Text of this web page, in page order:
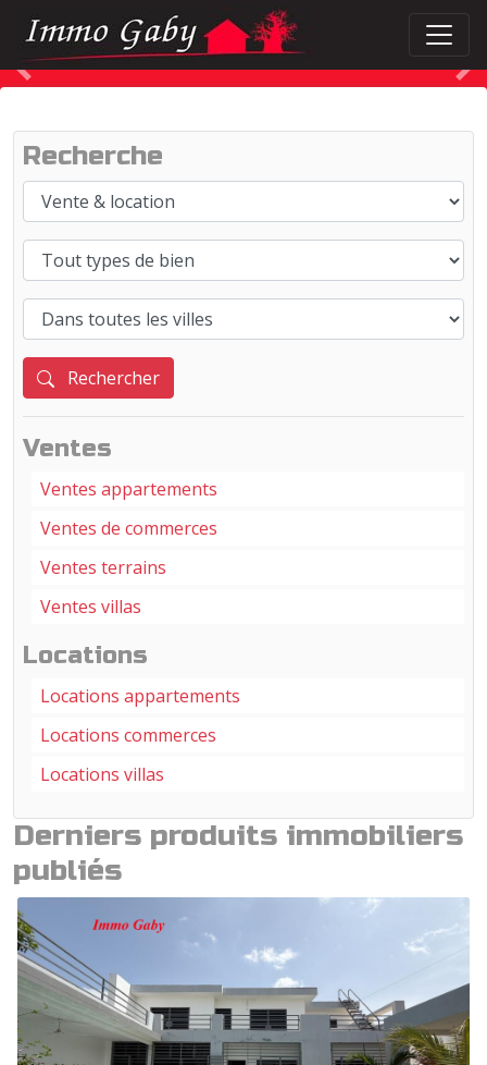
Précédent
Recherche
Rechercher
Ventes
Ventes appartements
Ventes de commerces
Ventes terrains
Ventes villas
Locations
Locations appartements
Locations commerces
Locations villas
Derniers produits immobiliers
publiés